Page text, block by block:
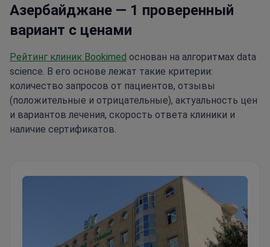
Азербайджане — 1 проверенный
вариант с ценами
Рейтинг клиник Bookimed основан на алгоритмах data
science. В его основе лежат такие критерии:
количество запросов от пациентов, отзывы
(положительные и отрицательные), актуальность цен
и вариантов лечения, скорость ответа клиники и
наличие сертификатов.